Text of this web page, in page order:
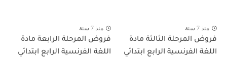
منذ 7 سنة
فروض المرحلة الثالثة مادة
اللغة الفرنسية الرابع ابتدائي
منذ 7 سنة
فروض المرحلة الرابعة مادة
اللغة الفرنسية الرابع ابتدائي